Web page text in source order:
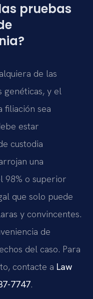
pruebas
de las
genéticas, y el
filiación sea
estar
custodia
una
98% o superior
que solo puede
y convincentes.
de
del caso. Para
contacte a Law
7747.